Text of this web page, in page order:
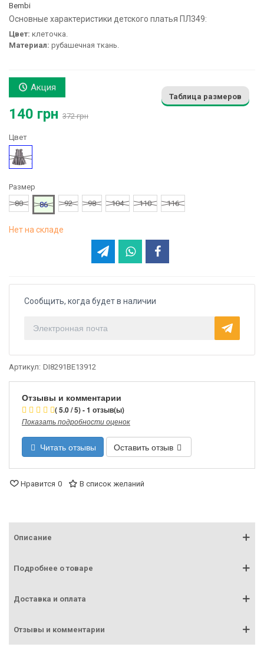
Bembi
Основные характеристики детского платья ПЛ349:
Цвет: клеточка.
Материал: рубашечная ткань.
Акция
140 грн 372 грн
Таблица размеров
Цвет
Рисунок
Размер
80
86 92 98 104 110 116
Нет на складе
Сообщить, когда будет в наличии
Артикул: DI8291BE13912
Отзывы и комментарии
( 5.0 / 5) - 1 отзыв(ы)
Показать подробности оценок
Читать отзывы Оставить отзыв
Нравится 0 В список желаний
Описание
Подробнее о товаре
Доставка и оплата
Отзывы и комментарии